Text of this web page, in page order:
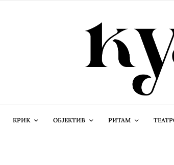
КРИК ОБЈЕКТИВ РИТАМ